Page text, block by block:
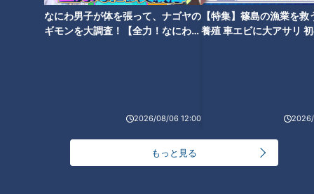
なにわ男子が体を張って、ナゴヤの
ギモンを大調査！【全力！なにわ実
2026/08/06 12:00
【特集】篠島の漁業を救
養殖 車エビに大アサリ
もっと見る